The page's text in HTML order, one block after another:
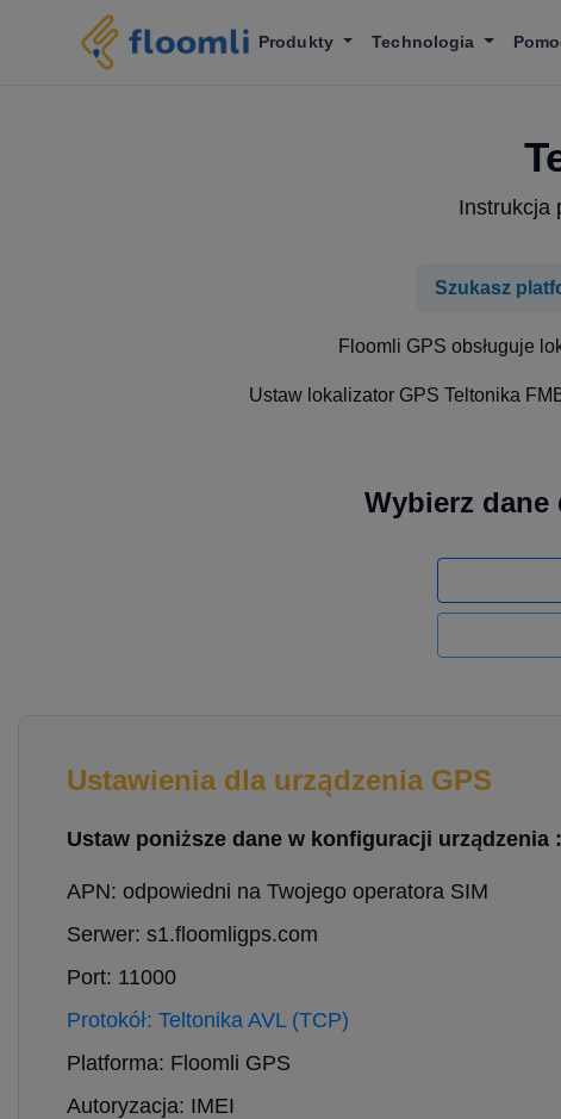
Produkty Technologia
Instrukcja
Szukasz
Floomli GPS obsługuje
Ustaw lokalizator GPS Teltonika
Wybierz dane
Ustawienia dla urządzenia GPS
Ustaw poniższe dane w konfiguracji urządzenia :
APN: odpowiedni na Twojego operatora SIM
Serwer: s1.floomligps.com
Port: 11000
Protokół: Teltonika AVL (TCP)
Platforma: Floomli GPS
Autoryzacja: IMEI